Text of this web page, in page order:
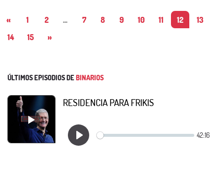
« 1 2 ... 7 8 9 10 11 12
13
14
15 »
ÚLTIMOS EPISODIOS DEBINARIOS
RESIDENCIA PARA FRIKIS